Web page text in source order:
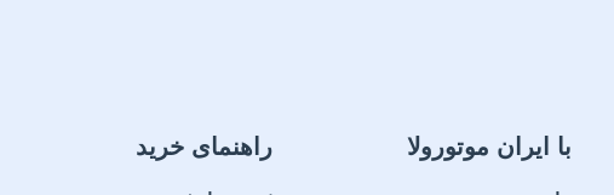
با ایران موتورولا راهنمای خرید